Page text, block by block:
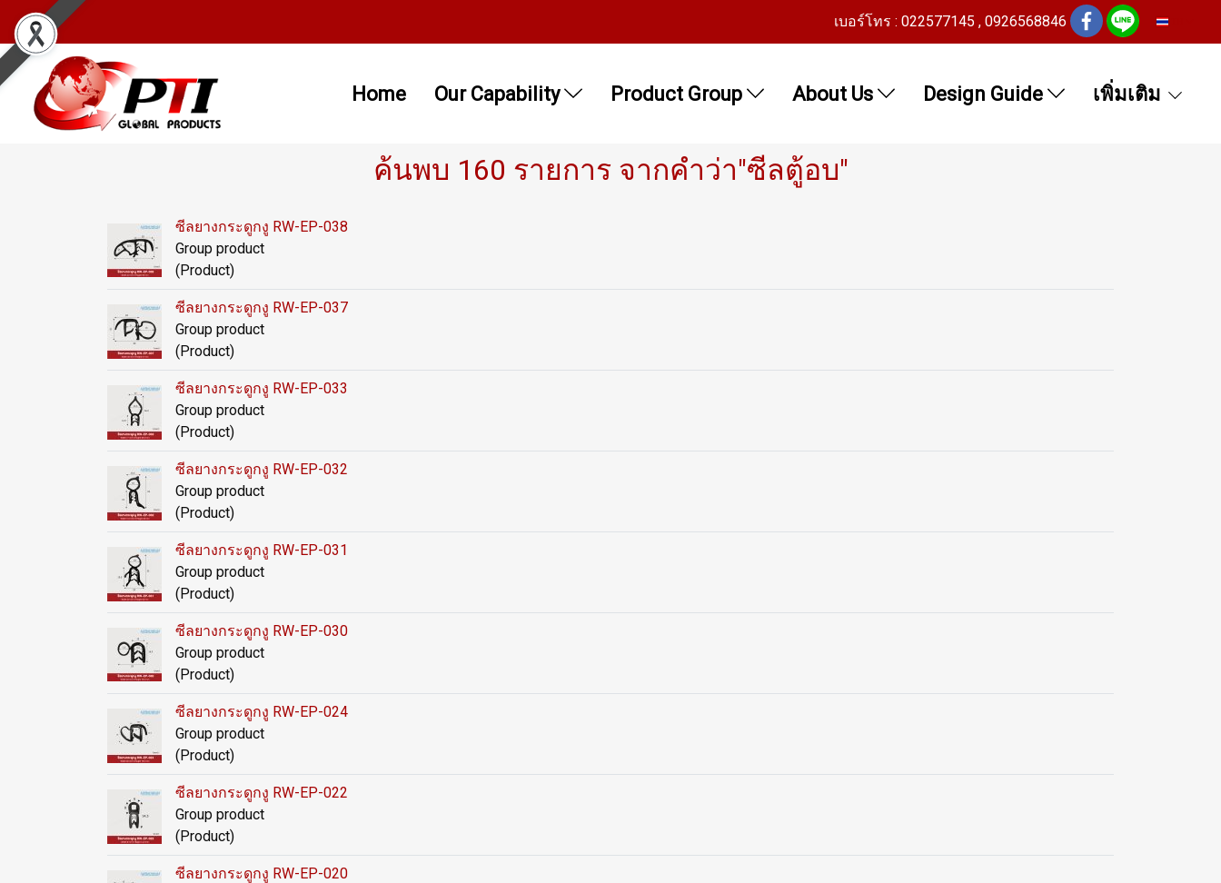
เบอร์โทร : 022577145 , 0926568846
Home Our Capability Product Group About Us Design Guide เพิ่มเติม
ค้นพบ 160 รายการ จากคำว่า"ซีลตู้อบ"
ซีลยางกระดูกงู RW-EP-038
Group product
(Product)
ซีลยางกระดูกงู RW-EP-037
Group product
(Product)
ซีลยางกระดูกงู RW-EP-033
Group product
(Product)
ซีลยางกระดูกงู RW-EP-032
Group product
(Product)
ซีลยางกระดูกงู RW-EP-031
Group product
(Product)
ซีลยางกระดูกงู RW-EP-030
Group product
(Product)
ซีลยางกระดูกงู RW-EP-024
Group product
(Product)
ซีลยางกระดูกงู RW-EP-022
Group product
(Product)
ซีลยางกระดูกงู RW-EP-020